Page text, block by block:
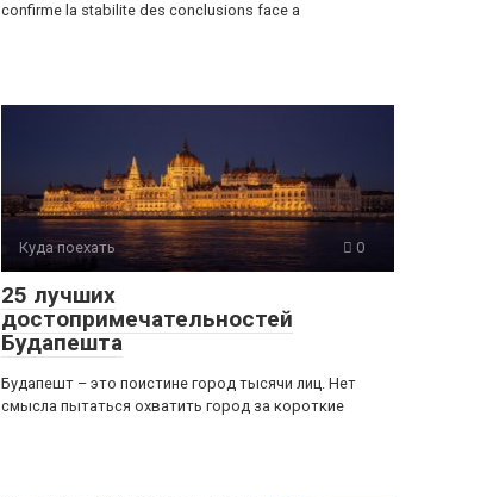
confirme la stabilite des conclusions face a
Куда поехать 0
25 лучших
достопримечательностей
Будапешта
Будапешт – это поистине город тысячи лиц. Нет
смысла пытаться охватить город за короткие